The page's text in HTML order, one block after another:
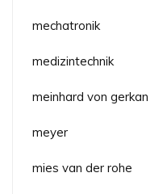
mechatronik
medizintechnik
meinhard von gerkan
meyer
mies van der rohe